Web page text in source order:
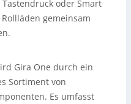
oder Smart
gemeinsam
Gira One durch ein
Sortiment von
Es umfasst